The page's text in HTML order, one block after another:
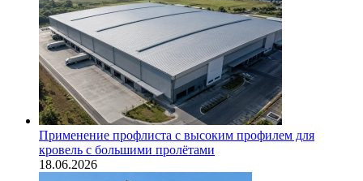
Применение профлиста с высоким профилем для
кровель с большими пролётами
18.06.2026